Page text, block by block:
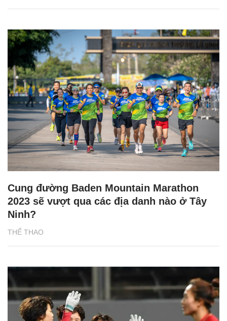
THỂ THAO
Cung đường Baden Mountain Marathon
2023 sẽ vượt qua các địa danh nào ở Tây
Ninh?